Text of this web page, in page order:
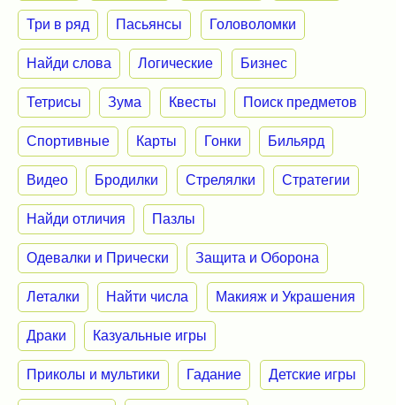
Три в ряд Пасьянсы Головоломки
Найди слова Логические Бизнес
Тетрисы Зума Квесты Поиск предметов
Спортивные Карты Гонки Бильярд
Видео Бродилки Стрелялки Стратегии
Найди отличия Пазлы
Одевалки и Прически Защита и Оборона
Леталки Найти числа Макияж и Украшения
Драки Казуальные игры
Приколы и мультики Гадание Детские игры